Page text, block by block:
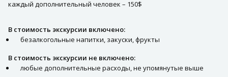
каждый дополнительный человек – 150$
В стоимость экскурсии включено:
безалкогольные напитки, закуски, фрукты
В стоимость экскурсии не включено:
любые дополнительные расходы, не упомянутые выше